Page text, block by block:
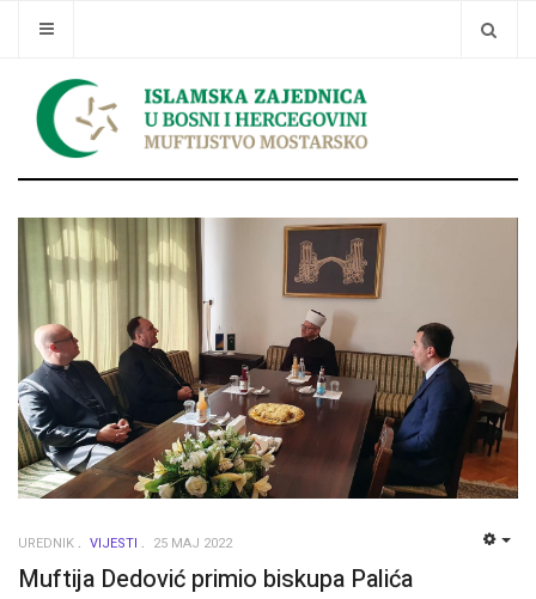
Traži
UREDNIK VIJESTI 25 MAJ 2022
Muftija Dedović primio biskupa Palića